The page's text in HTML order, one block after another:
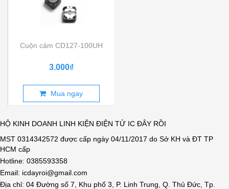
Cuộn cảm CD127-100UH
3.000₫
Mua ngay
HỘ KINH DOANH LINH KIỆN ĐIỆN TỬ IC ĐÂY RỒI
MST 0314342572 được cấp ngày 04/11/2017 do Sở KH và ĐT TP
HCM cấp
Hotline: 0385593358
Email: icdayroi@gmail.com
Địa chỉ: 04 Đường số 7, Khu phố 3, P. Linh Trung, Q. Thủ Đức, Tp.